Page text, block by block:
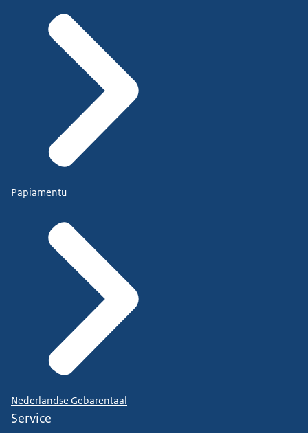
Papiamentu
Nederlandse Gebarentaal
Service